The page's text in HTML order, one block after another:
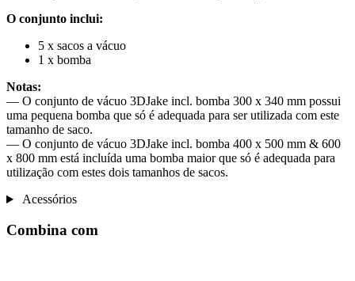
O conjunto inclui:
5 x sacos a vácuo
1 x bomba
Notas:
— O conjunto de vácuo 3DJake incl. bomba 300 x 340 mm possui
uma pequena bomba que só é adequada para ser utilizada com este
tamanho de saco.
— O conjunto de vácuo 3DJake incl. bomba 400 x 500 mm & 600
x 800 mm está incluída uma bomba maior que só é adequada para
utilização com estes dois tamanhos de sacos.
Acessórios
Combina com